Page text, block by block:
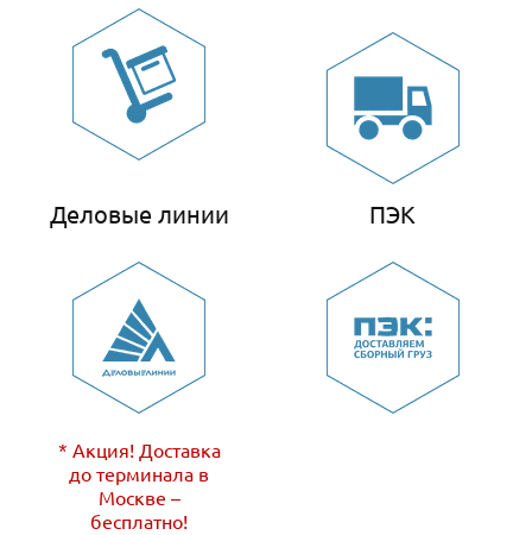
Деловые линии
* Акция! Доставка
до терминала в
Москве –
бесплатно!
ПЭК